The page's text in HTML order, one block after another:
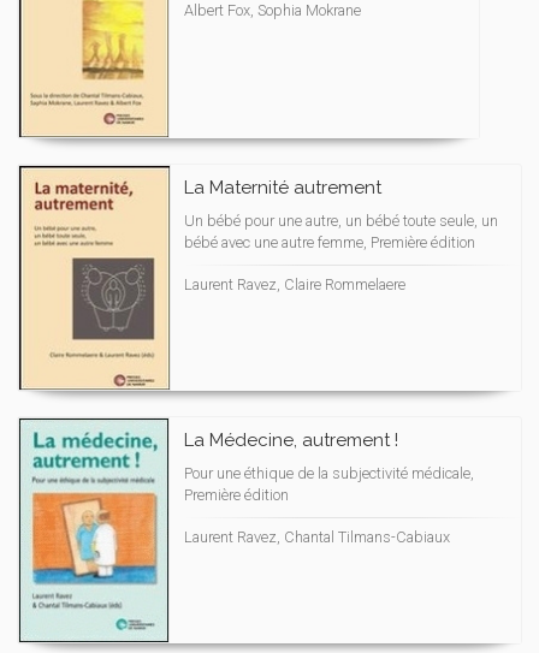
Albert Fox, Sophia Mokrane
La Maternité autrement
Un bébé pour une autre, un bébé toute seule, un
bébé avec une autre femme, Première édition
Laurent Ravez, Claire Rommelaere
La Médecine, autrement !
Pour une éthique de la subjectivité médicale,
Première édition
Laurent Ravez, Chantal Tilmans-Cabiaux